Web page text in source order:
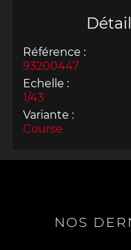
Référence :
93200447
Echelle :
1/43
Variante :
Course
NOS